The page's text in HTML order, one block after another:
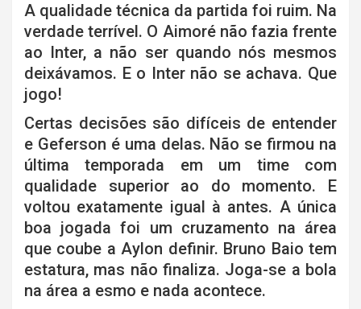
A qualidade técnica da partida foi ruim. Na
verdade terrível. O Aimoré não fazia frente
ao Inter, a não ser quando nós mesmos
deixávamos. E o Inter não se achava. Que
jogo!
Certas decisões são difíceis de entender
e Geferson é uma delas. Não se firmou na
última temporada em um time com
qualidade superior ao do momento. E
voltou exatamente igual à antes. A única
boa jogada foi um cruzamento na área
que coube a Aylon definir. Bruno Baio tem
estatura, mas não finaliza. Joga-se a bola
na área a esmo e nada acontece.